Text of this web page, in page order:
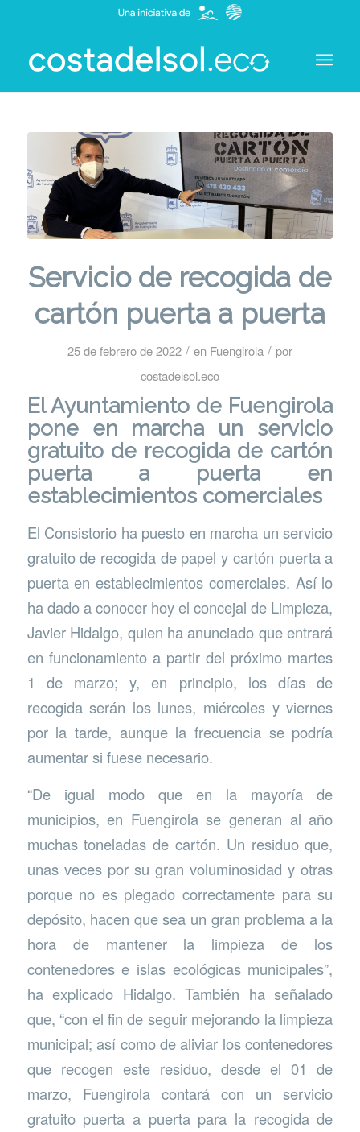
Servicio de recogida de
cartón puerta a puerta
25 de febrero de 2022 / en Fuengirola / por
costadelsol.eco
ElAyuntamiento de Fuengirola
pone en marcha un servicio
gratuito de recogida de cartón
puerta a puerta en
establecimientos comerciales
El Consistorio ha puesto en marcha un servicio
gratuito de recogida de papel y cartón puerta a
puerta en establecimientos comerciales. Así lo
ha dado a conocer hoy el concejal de Limpieza,
Javier Hidalgo, quien ha anunciado que entrará
en funcionamiento a partir del próximo martes
1 de marzo; y, en principio, los días de
recogida serán los lunes, miércoles y viernes
por la tarde, aunque la frecuencia se podría
aumentar si fuese necesario.
“De igual modo que en la mayoría de
municipios, en Fuengirola se generan al año
muchas toneladas de cartón. Un residuo que,
unas veces por su gran voluminosidad y otras
porque no es plegado correctamente para su
depósito, hacen que sea un gran problema a la
hora de mantener la limpieza de los
contenedores e islas ecológicas municipales”,
ha explicado Hidalgo. También ha señalado
que, “con el fin de seguir mejorando la limpieza
municipal; así como de aliviar los contenedores
que recogen este residuo, desde el 01 de
marzo, Fuengirola contará con un servicio
gratuito puerta a puerta para la recogida de